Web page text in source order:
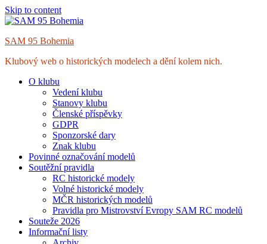
Skip to content
SAM 95 Bohemia
Klubový web o historických modelech a dění kolem nich.
O klubu
Vedení klubu
Stanovy klubu
Členské příspěvky
GDPR
Sponzorské dary
Znak klubu
Povinné označování modelů
Soutěžní pravidla
RC historické modely
Volné historické modely
MČR historických modelů
Pravidla pro Mistrovství Evropy SAM RC modelů
Souteže 2026
Informační listy